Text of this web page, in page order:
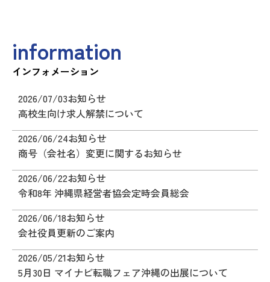
information
インフォメーション
2026/07/03お知らせ
高校生向け求人解禁について
2026/06/24お知らせ
商号（会社名）変更に関するお知らせ
2026/06/22お知らせ
令和8年 沖縄県経営者協会定時会員総会
2026/06/18お知らせ
会社役員更新のご案内
2026/05/21お知らせ
5月30日 マイナビ転職フェア沖縄の出展について